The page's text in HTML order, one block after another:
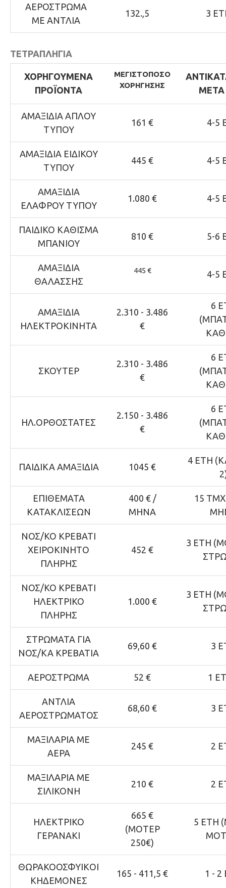
ΑΕΡΟΣΤΡΩΜΑ
ΜΕ ΑΝΤΛΙΑ
132.,5 3
ΤΕΤΡΑΠΛΗΓΙΑ
ΧΟΡΗΓΟΥΜΕΝΑ
ΠΡΟΪΟΝΤΑ
ΜΕΓΙΣΤΟΠΟΣΟ
ΧΟΡΗΓΗΣΗΣ
ΜΕΤΑ
ΑΜΑΞΙΔΙΑ ΑΠΛΟΥ
ΤΥΠΟΥ
161 € 4-5
ΑΜΑΞΙΔΙΑ ΕΙΔΙΚΟΥ
ΤΥΠΟΥ
445 € 4-5
ΑΜΑΞΙΔΙΑ
ΕΛΑΦΡΟΥ ΤΥΠΟΥ
1.080 € 4-5
ΠΑΙΔΙΚΟ ΚΑΘΙΣΜΑ
ΜΠΑΝΙΟΥ
810 € 5-6
ΑΜΑΞΙΔΙΑ
ΘΑΛΑΣΣΗΣ
445 € 4-5
ΑΜΑΞΙΔΙΑ
ΗΛΕΚΤΡΟΚΙΝΗΤΑ
2.310 - 3.486
€
6
ΣΚΟΥΤΕΡ
2.310 - 3.486
€
6
ΗΛ.ΟΡΘΟΣΤΑΤΕΣ
2.150 - 3.486
€
6
ΠΑΙΔΙΚΑ ΑΜΑΞΙΔΙΑ 1045 €
4 ΕΤΗ
ΕΠΙΘΕΜΑΤΑ
ΚΑΤΑΚΛΙΣΕΩΝ
400 € /
ΜΗΝΑ
15
ΝΟΣ/ΚΟ ΚΡΕΒΑΤΙ
ΧΕΙΡΟΚΙΝΗΤΟ
ΠΛΗΡΗΣ
452 €
3 ΕΤΗ
ΝΟΣ/ΚΟ ΚΡΕΒΑΤΙ
ΗΛΕΚΤΡΙΚΟ
ΠΛΗΡΗΣ
1.000 €
3 ΕΤΗ
ΣΤΡΩΜΑΤΑ ΓΙΑ
ΝΟΣ/ΚΑ ΚΡΕΒΑΤΙΑ
69,60 € 3
ΑΕΡΟΣΤΡΩΜΑ 52 € 1
ΑΝΤΛΙΑ
ΑΕΡΟΣΤΡΩΜΑΤΟΣ
68,60 € 3
ΜΑΞΙΛΑΡΙΑ ΜΕ
ΑΕΡΑ
245 € 2
ΜΑΞΙΛΑΡΙΑ ΜΕ
ΣΙΛΙΚΟΝΗ
210 € 2
ΗΛΕΚΤΡΙΚΟ
ΓΕΡΑΝΑΚΙ
665 €
(ΜΟΤΕΡ
250€)
5 ΕΤΗ
ΘΩΡΑΚΟΟΣΦΥΙΚOI
ΚΗΔΕΜOΝEΣ
165 - 411,5 € 1 -